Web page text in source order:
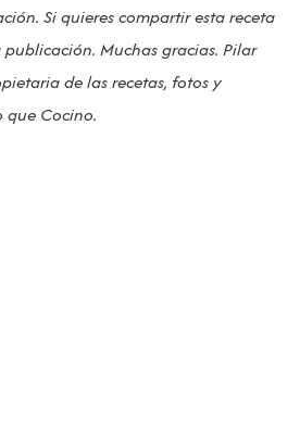
Si quieres compartir esta receta
Muchas gracias. Pilar
de las recetas, fotos y
que Cocino.